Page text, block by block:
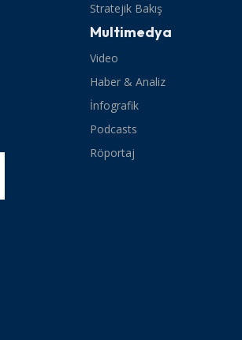
Stratejik Bakış
Multimedya
Video
Haber & Analiz
İnfografik
Podcasts
Röportaj